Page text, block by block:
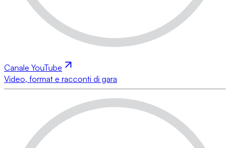
Canale YouTube
Video, format e racconti di gara